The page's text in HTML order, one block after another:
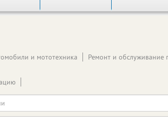
и мототехника Ремонт и обслуживание